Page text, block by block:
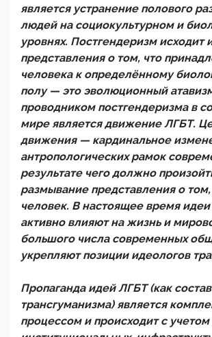
является устранение полового
людей на социокультурном и
уровнях. Постгендеризм исходит
представления о том, что
человека к определённому
полу — это эволюционный
проводником постгендеризма в
мире является движение ЛГБТ.
движения — кардинальное
антропологических рамок
результате чего должно
размывание представления о том,
человек. В настоящее время
активно влияют на жизнь и
большого числа современных
укрепляют позиции идеологов
Пропаганда идей ЛГБТ (как
трансгуманизма) является
процессом и происходит с